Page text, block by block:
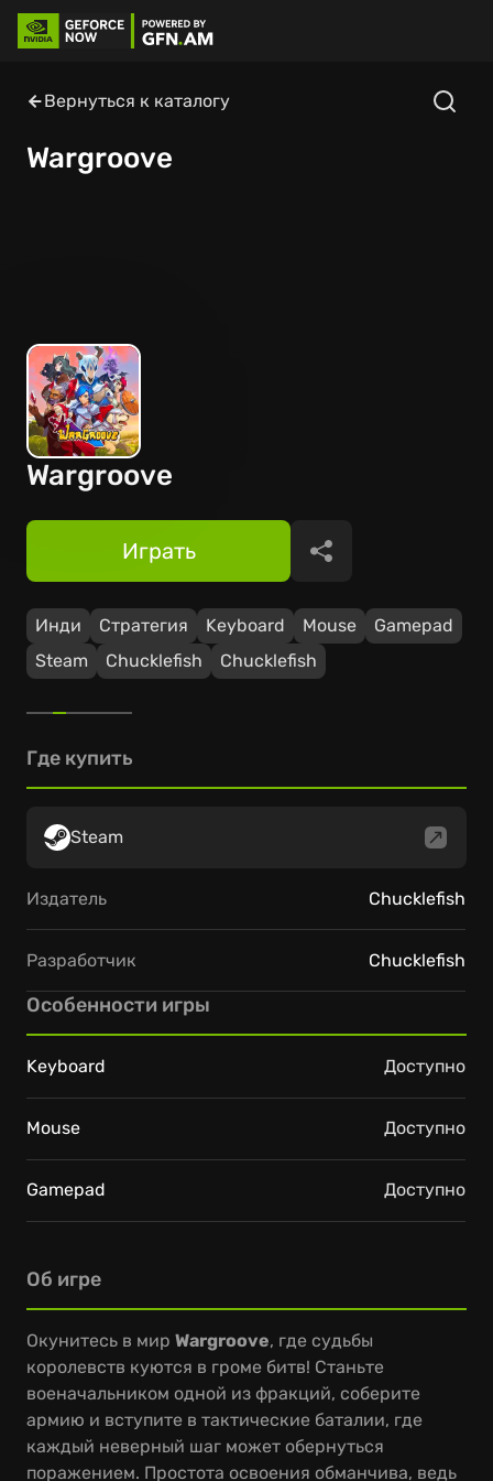
Вернуться к каталогу
Wargroove
Wargroove
Инди Стратегия Keyboard Mouse
Gamepad
Steam
Chucklefish Chucklefish
Играть Поделиться
Об игре
Окунитесь в мир Wargroove, где судьбы
королевств куются в громе битв! Станьте
военачальником одной из фракций, соберите
армию и вступите в тактические баталии, где
каждый неверный шаг может обернуться
поражением. Простота освоения обманчива, ведь
Где купить
Steam
Издатель Chucklefish
Разработчик Chucklefish
Особенности игры
Keyboard Доступно
Mouse Доступно
Gamepad Доступно